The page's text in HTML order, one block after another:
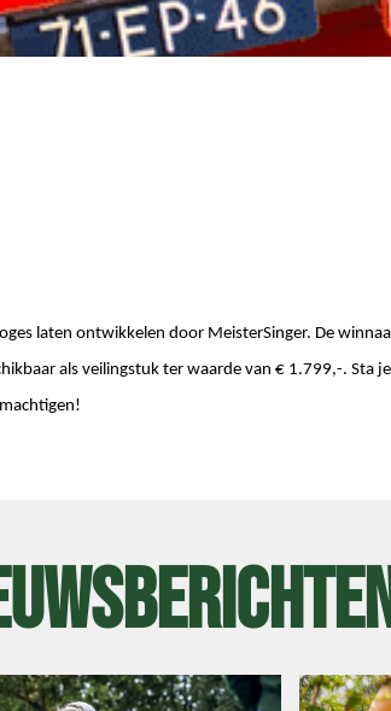
laten ontwikkelen door MeisterSinger. De
als veilingstuk ter waarde van € 1.799,-. Sta